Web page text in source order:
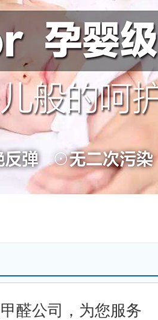
醛公司，为您服务